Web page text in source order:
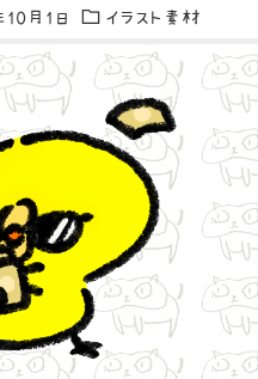
月1日 イラスト素材